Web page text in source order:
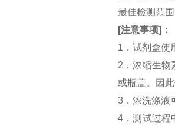
最佳检测范
[注意事项] ：
1．试剂盒使
2．浓缩生物
或瓶盖。因
3．浓洗涤液
4．测试过程